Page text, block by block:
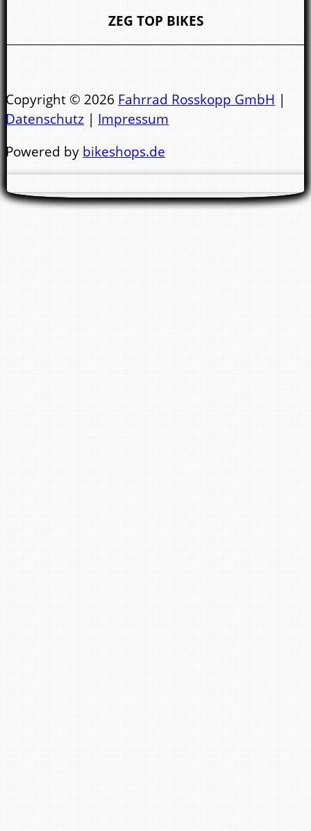
Sa.10:00 - 14.00 Uhr
Mi. 9:00 - 13:00 UhrNachmittags geschlossen !
Do. - Fr. 9:00 - 13:00 Uhr & 14:00 - 18:00 Uhr
ZEG TOP BIKES
Copyright © 2026 Fahrrad Rosskopp GmbH |
Datenschutz | Impressum
Powered by bikeshops.de